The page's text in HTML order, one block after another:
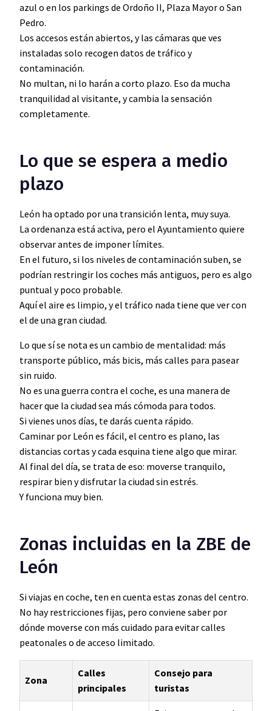
azul o en los parkings de Ordoño II, Plaza Mayor o San
Pedro.
Los accesos están abiertos, y las cámaras que ves
instaladas solo recogen datos de tráfico y
contaminación.
No multan, ni lo harán a corto plazo. Eso da mucha
tranquilidad al visitante, y cambia la sensación
completamente.
Lo que se espera a medio
plazo
León ha optado por una transición lenta, muy suya.
La ordenanza está activa, pero el Ayuntamiento quiere
observar antes de imponer límites.
En el futuro, si los niveles de contaminación suben, se
podrían restringir los coches más antiguos, pero es algo
puntual y poco probable.
Aquí el aire es limpio, y el tráfico nada tiene que ver con
el de una gran ciudad.
Lo que sí se nota es un cambio de mentalidad: más
transporte público, más bicis, más calles para pasear
sin ruido.
No es una guerra contra el coche, es una manera de
hacer que la ciudad sea más cómoda para todos.
Si vienes unos días, te darás cuenta rápido.
Caminar por León es fácil, el centro es plano, las
distancias cortas y cada esquina tiene algo que mirar.
Al final del día, se trata de eso: moverse tranquilo,
respirar bien y disfrutar la ciudad sin estrés.
Y funciona muy bien.
Zonas incluidas en la ZBE de
León
Si viajas en coche, ten en cuenta estas zonas del centro.
No hay restricciones fijas, pero conviene saber por
dónde moverse con más cuidado para evitar calles
peatonales o de acceso limitado.
Zona
Calles
principales
Consejo para
turistas